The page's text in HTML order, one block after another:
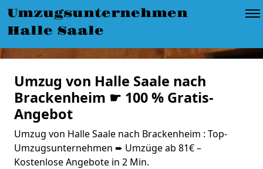
Umzugsunternehmen
Halle Saale
Umzug von Halle Saale nach
Brackenheim ☛ 100 % Gratis-
Angebot
Umzug von Halle Saale nach Brackenheim : Top-
Umzugsunternehmen ➨ Umzüge ab 81€ –
Kostenlose Angebote in 2 Min.